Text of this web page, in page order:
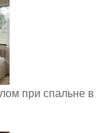
при спальне в